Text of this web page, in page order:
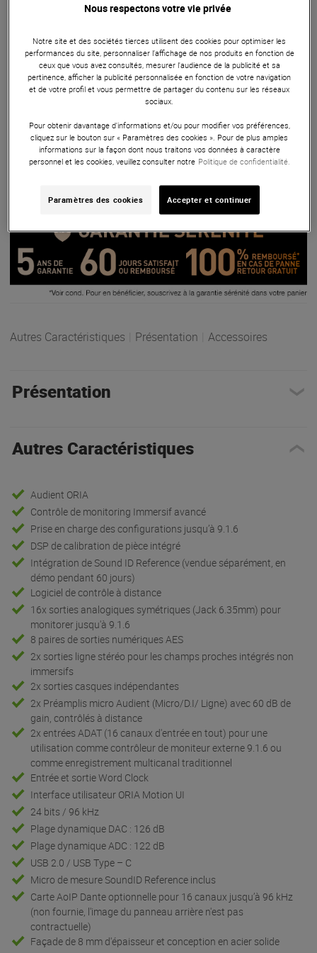
configurations jusqu’à 9.1.6 et intégrant un DSP de
session en une expérience sonore d'une précision absolue.
Les fonctionnalités telles que le contrôle avancé des haut-
parleurs, le DSP intégré, et la personnalisation grâce à
Sound ID Reference garantissent une adaptation parfaite à
d'une interface utilisateur intuitive, l'ORIA est l'outil ultime
pour les professionnels cherchant à maîtriser chaque détail
de leur son.
ARTICLE N° 92713
Autres Caractéristiques Présentation Accessoires
Présentation
Autres Caractéristiques
Audient ORIA
Contrôle de monitoring Immersif avancé
Prise en charge des configurations jusqu’à 9.1.6
DSP de calibration de pièce intégré
Intégration de Sound ID Reference (vendue séparément, en
démo pendant 60 jours)
Logiciel de contrôle à distance
16x sorties analogiques symétriques (Jack 6.35mm) pour
monitorer jusqu'à 9.1.6
8 paires de sorties numériques AES
2x sorties ligne stéréo pour les champs proches intégrés non
immersifs
2x sorties casques indépendantes
2x Préamplis micro Audient (Micro/D.I/ Ligne) avec 60 dB de
gain, contrôlés à distance
2x entrées ADAT (16 canaux d'entrée en tout) pour une
utilisation comme contrôleur de moniteur externe 9.1.6 ou
comme enregistrement multicanal traditionnel
Entrée et sortie Word Clock
Interface utilisateur ORIA Motion UI
24 bits / 96 kHz
Plage dynamique DAC : 126 dB
Plage dynamique ADC : 122 dB
USB 2.0 / USB Type – C
Micro de mesure SoundID Reference inclus
Carte AoIP Dante optionnelle pour 16 canaux jusqu’à 96 kHz
(non fournie, l'image du panneau arrière n'est pas
contractuelle)
Façade de 8 mm d'épaisseur et conception en acier solide
Nous respectons votre vie privée
Notre site et des sociétés tierces utilisent des cookies pour optimiser les
performances du site, personnaliser l’affichage de nos produits en fonction de
ceux que vous avez consultés, mesurer l'audience de la publicité et sa
pertinence, afficher la publicité personnalisée en fonction de votre navigation
et de votre profil et vous permettre de partager du contenu sur les réseaux
sociaux.
Pour obtenir davantage d'informations et/ou pour modifier vos préférences,
cliquez sur le bouton sur « Paramètres des cookies ». Pour de plus amples
informations sur la façon dont nous traitons vos données à caractère
personnel et les cookies, veuillez consulter notre Politique de confidentialité.
Paramètres des cookies Accepter et continuer